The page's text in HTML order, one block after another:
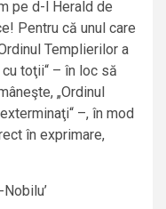
pe d-l Herald de
Pentru că unul care
Templierilor a
toţii“ – în loc să
„Ordinul
–, în mod
în exprimare,